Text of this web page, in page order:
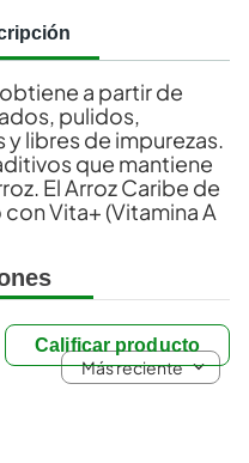
a partir de
pulidos,
libres de impurezas.
que mantiene
El Arroz Caribe de
Vita+ (Vitamina A
Calificar producto
Más reciente